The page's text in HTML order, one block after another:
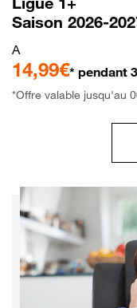
Saison 2026-
A
14,99€* pendant
*Offre valable jusqu'au